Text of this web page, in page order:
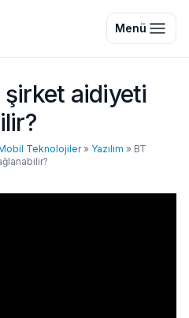
Menü
şirket aidiyeti
Mobil Teknolojiler» Yazılım » BT